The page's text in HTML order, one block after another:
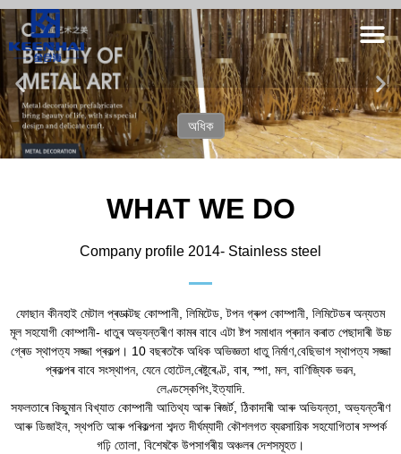
অধিক
WHAT WE DO
Company profile 2014- Stainless steel
ফোছান কীনহাই মেটাল প্ৰডাক্টছ কোম্পানী, লিমিটেড, টপন গ্ৰুপ কোম্পানী, লিমিটেডৰ অন্যতম
মূল সহযোগী কোম্পানী- ধাতুৰ অভ্যন্তৰীণ কামৰ বাবে এটা ষ্টপ সমাধান প্ৰদান কৰাত পেছাদাৰী উচ্চ
গ্ৰেড স্থাপত্য সজ্জা প্ৰকল্প। 10 বছৰতকৈ অধিক অভিজ্ঞতা ধাতু নিৰ্মাণ,বেছিভাগ স্থাপত্য সজ্জা
প্ৰকল্পৰ বাবে সংস্থাপন, যেনে হোটেল,ৰেষ্টুৰেণ্ট, বাৰ, স্পা, মল, বাণিজ্যিক ভৱন,
লেণ্ডস্কেপিং,ইত্যাদি.
সফলতাৰে কিছুমান বিখ্যাত কোম্পানী আতিথ্য আৰু ৰিজৰ্ট, ঠিকাদাৰী আৰু অভিযন্তা, অভ্যন্তৰীণ
আৰু ডিজাইন, স্থপতি আৰু পৰিকল্পনা শব্দত দীৰ্ঘম্যাদী কৌশলগত ব্যৱসায়িক সহযোগিতাৰ সম্পৰ্ক
গঢ়ি তোলা, বিশেষকৈ উপসাগৰীয় অঞ্চলৰ দেশসমূহত।